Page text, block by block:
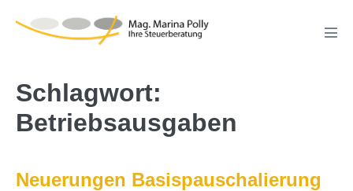
Inhalt
Schlagwort:
Betriebsausgaben
Neuerungen Basispauschalierung